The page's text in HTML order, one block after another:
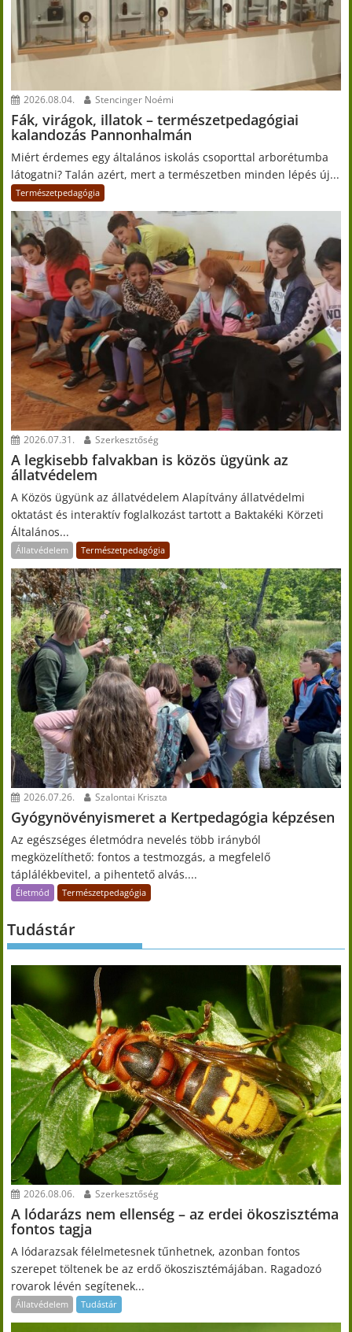
2026.08.04. Stencinger Noémi
Fák, virágok, illatok – természetpedagógiai
kalandozás Pannonhalmán
Miért érdemes egy általános iskolás csoporttal arborétumba
látogatni? Talán azért, mert a természetben minden lépés új...
Természetpedagógia
2026.07.31. Szerkesztőség
A legkisebb falvakban is közös ügyünk az
állatvédelem
A Közös ügyünk az állatvédelem Alapítvány állatvédelmi
oktatást és interaktív foglalkozást tartott a Baktakéki Körzeti
Általános...
Állatvédelem Természetpedagógia
2026.07.26. Szalontai Kriszta
Gyógynövényismeret a Kertpedagógia képzésen
Az egészséges életmódra nevelés több irányból
megközelíthető: fontos a testmozgás, a megfelelő
táplálékbevitel, a pihentető alvás....
Életmód Természetpedagógia
Tudástár
2026.08.06. Szerkesztőség
A lódarázs nem ellenség – az erdei ökoszisztéma
fontos tagja
A lódarazsak félelmetesnek tűnhetnek, azonban fontos
szerepet töltenek be az erdő ökoszisztémájában. Ragadozó
rovarok lévén segítenek...
Állatvédelem Tudástár